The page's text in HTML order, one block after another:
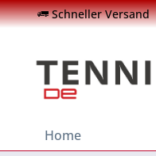
Schneller Versand
Home